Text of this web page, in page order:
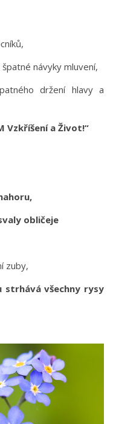
návyky mluvení,
držení hlavy a
Vzkříšení a Život!“
obličeje
zuby,
všechny rysy